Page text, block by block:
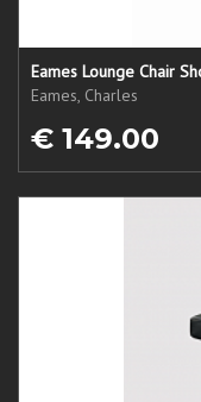
Eames Lounge Chair
Eames, Charles
€ 149.00